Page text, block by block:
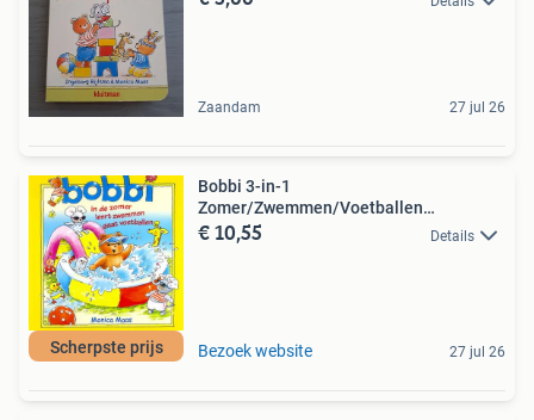
Zaandam 27 jul 26
Scherpste prijs
Bobbi 3-in-1
Zomer/Zwemmen/Voetballen
9789020657487
€ 10,55 Details
Bezoek website 27 jul 26